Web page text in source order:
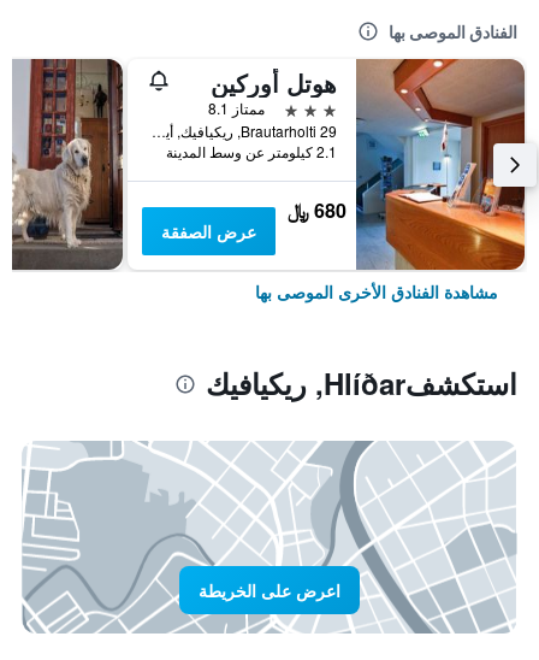
الفنادق الموصى بها
هوتل أوركين
3 نجوم
ممتاز 8.1
Brautarholti 29, ريكيافيك, أيسلندا
2.1 كيلومتر عن وسط المدينة
680 ﷼
عرض الصفقة
مشاهدة الفنادق الأخرى الموصى بها
استكشفHlíðar, ريكيافيك
اعرض على الخريطة